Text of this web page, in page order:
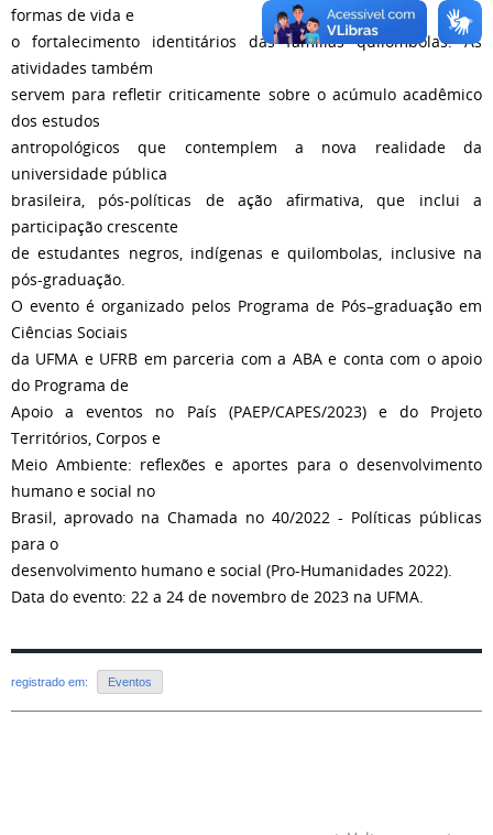
formas de vida e
o fortalecimento identitários das famílias quilombolas. As
atividades também
servem para refletir criticamente sobre o acúmulo acadêmico
dos estudos
antropológicos que contemplem a nova realidade da
universidade pública
brasileira, pós-políticas de ação afirmativa, que inclui a
participação crescente
de estudantes negros, indígenas e quilombolas, inclusive na
pós-graduação.
O evento é organizado pelos Programa de Pós–graduação em
Ciências Sociais
da UFMA e UFRB em parceria com a ABA e conta com o apoio
do Programa de
Apoio a eventos no País (PAEP/CAPES/2023) e do Projeto
Territórios, Corpos e
Meio Ambiente: reflexões e aportes para o desenvolvimento
humano e social no
Brasil, aprovado na Chamada no 40/2022 - Políticas públicas
para o
desenvolvimento humano e social (Pro-Humanidades 2022).
Data do evento: 22 a 24 de novembro de 2023 na UFMA.
registrado em: Eventos